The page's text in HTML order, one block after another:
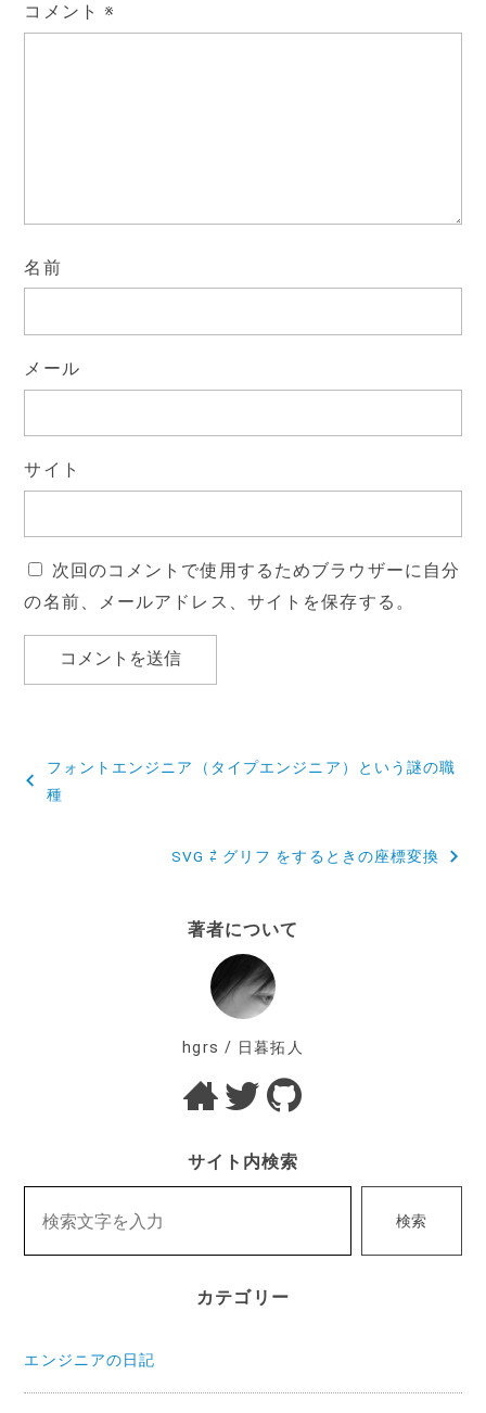
コメント※
名前
メール
サイト
次回のコメントで使用するためブラウザーに自分
の名前、メールアドレス、サイトを保存する。
稿
フォントエンジニア（タイプエンジニア）という謎の職
種
SVG ⇄ グリフ をするときの座標変換
著者について
hgrs / 日暮拓人
サイト内検索
検索
カテゴリー
エンジニアの日記